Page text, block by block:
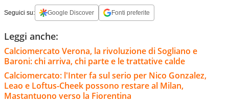
Seguici su: Google Discover Fonti preferite
Leggi anche:
Calciomercato Verona, la rivoluzione di Sogliano e
Baroni: chi arriva, chi parte e le trattative calde
Calciomercato: l'Inter fa sul serio per Nico Gonzalez,
Leao e Loftus-Cheek possono restare al Milan,
Mastantuono verso la Fiorentina